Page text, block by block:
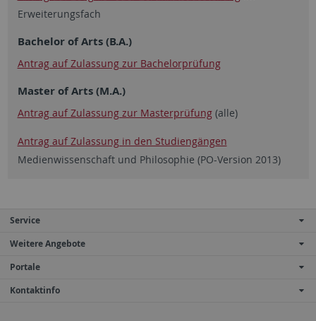
Erweiterungsfach
Bachelor of Arts (B.A.)
Antrag auf Zulassung zur Bachelorprüfung
Master of Arts (M.A.)
Antrag auf Zulassung zur Masterprüfung(alle)
Antrag auf Zulassung in den Studiengängen
Medienwissenschaft und Philosophie (PO-Version 2013)
Service
Weitere Angebote
Portale
Kontaktinfo